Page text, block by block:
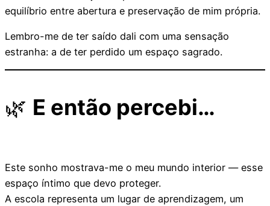
equilíbrio entre abertura e preservação de mim própria.
Lembro-me de ter saído dali com uma sensação
estranha: a de ter perdido um espaço sagrado.
🌿 E então percebi…
Este sonho mostrava-me o meu mundo interior — esse
espaço íntimo que devo proteger.
A escola representa um lugar de aprendizagem, um